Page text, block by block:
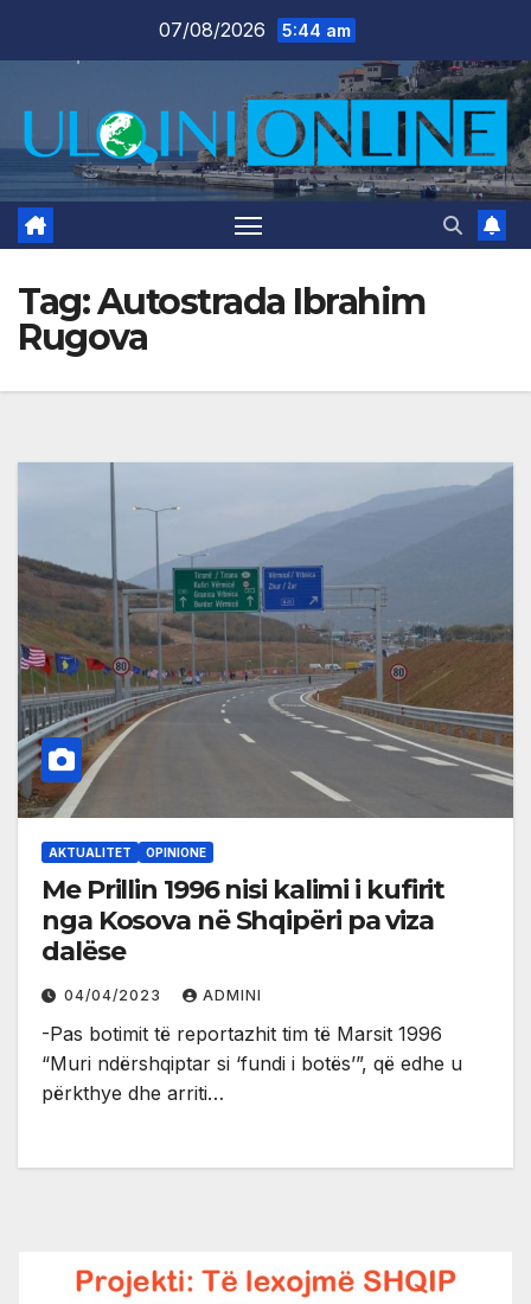
07/08/2026 5:44 am
Tag:Autostrada Ibrahim
Rugova
AKTUALITET OPINIONE
Me Prillin 1996 nisi kalimi i kufirit
nga Kosova në Shqipëri pa viza
dalëse
04/04/2023 ADMINI
-Pas botimit të reportazhit tim të Marsit 1996
“Muri ndërshqiptar si ‘fundi i botës’”, që edhe u
përkthye dhe arriti…